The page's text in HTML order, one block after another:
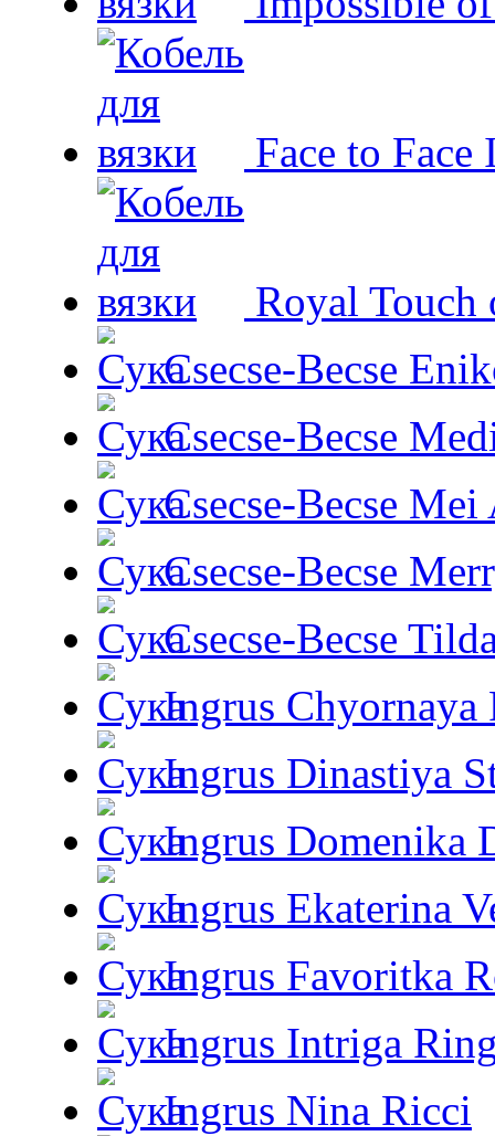
Face to
Royal Touch
Csecse-Becse
Csecse-Becse
Csecse-Becse Mei
Csecse-Becse
Csecse-Becse
Ingrus Chyornaya
Ingrus Dinastiya
Ingrus Domenika
Ingrus Ekaterina
Ingrus Favoritka
Ingrus Intriga
Ingrus Nina Ricci